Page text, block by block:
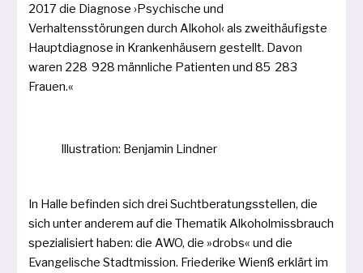
2017 die Diagnose ›Psychische und
Verhaltensstörungen durch Alkohol‹ als zweit­häu­figs­te
Hauptdiagnose in Krankenhäusern gestellt. Davon
waren 228 928 männ­li­che Patienten und 85 283
Frauen.«
Illustration: Benjamin Lindner
In Halle befin­den sich drei Suchtberatungsstellen, die
sich unter ande­rem auf die Thematik Alkoholmissbrauch
spe­zia­li­siert haben: die AWO, die »drobs« und die
Evangelische Stadtmission. Friederike Wienß erklärt im